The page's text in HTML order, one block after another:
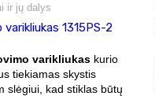
ir jų dalys
1315PS-2
varikliukaskurio
tiekiamas skystis
slėgiui, kad stiklas būtų